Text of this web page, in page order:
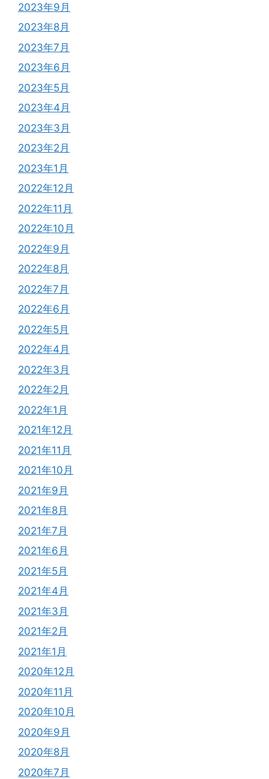
2023年9月
2023年8月
2023年7月
2023年6月
2023年5月
2023年4月
2023年3月
2023年2月
2023年1月
2022年12月
2022年11月
2022年10月
2022年9月
2022年8月
2022年7月
2022年6月
2022年5月
2022年4月
2022年3月
2022年2月
2022年1月
2021年12月
2021年11月
2021年10月
2021年9月
2021年8月
2021年7月
2021年6月
2021年5月
2021年4月
2021年3月
2021年2月
2021年1月
2020年12月
2020年11月
2020年10月
2020年9月
2020年8月
2020年7月